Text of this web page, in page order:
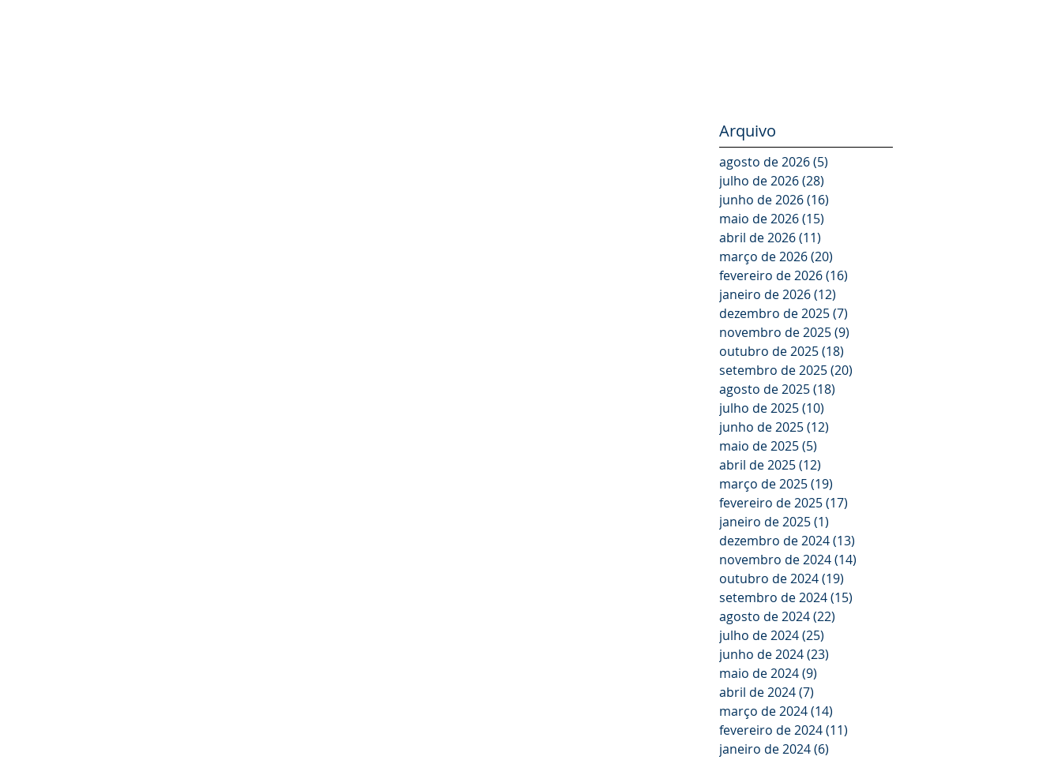
Arquivo
agosto de 2026(5)
julho de 2026(28)
junho de 2026(16)
maio de 2026(15)
abril de 2026(11)
março de 2026(20)
fevereiro de 2026(16)
janeiro de 2026(12)
dezembro de 2025(7)
novembro de 2025(9)
outubro de 2025(18)
setembro de 2025(20)
agosto de 2025(18)
julho de 2025(10)
junho de 2025(12)
maio de 2025(5)
abril de 2025(12)
março de 2025(19)
fevereiro de 2025(17)
janeiro de 2025(1)
dezembro de 2024(13)
novembro de 2024(14)
outubro de 2024(19)
setembro de 2024(15)
agosto de 2024(22)
julho de 2024(25)
junho de 2024(23)
maio de 2024(9)
abril de 2024(7)
março de 2024(14)
fevereiro de 2024(11)
janeiro de 2024(6)